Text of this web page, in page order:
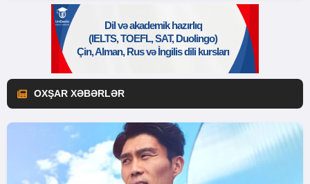
OXŞAR XƏBƏRLƏR